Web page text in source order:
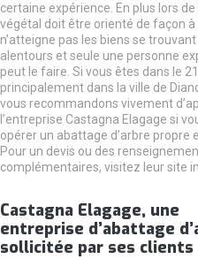
certaine expérience. En plus lors de
végétal doit être orienté de façon à
n’atteigne pas les biens se
alentours et seule une personne
peut le faire. Si vous êtes dans le
principalement dans la ville de
vous recommandons vivement
l’entreprise Castagna Elagage si
opérer un abattage d’arbre propre
Pour un devis ou des
complémentaires, visitez leur site
Castagna Elagage, une
entreprise d’abattage
sollicitée par ses clients